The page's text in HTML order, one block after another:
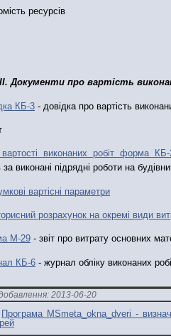
ресурсів
Документи про вартість
КБ-3 - довідка про вартість
виконаних робіт формаКБ-
за виконані підрядні роботи на
вартісні параметри
розрахунок на окремі види
М-29 - звіт про витрату основних
КБ-6 - журнал обліку виконаних
2013-06-20
Програма MSmeta_okna_dveri -